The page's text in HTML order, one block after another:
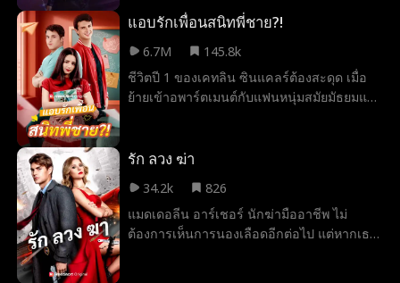
ยุติธรรมไปได้ เธอจึงถูกบีบให้เติบโตขึ้นในชั่ว
ด้วยตัวเอง
แอบรักเพื่อนสนิทพี่ชาย?!
6.7M
145.8k
ชีวิตปี 1 ของเคทลิน ซินแคลร์ต้องสะดุด เมื่อ
ย้ายเข้าอพาร์ตเมนต์กับแฟนหนุ่มสมัยมัธยมแล้ว
ซึ่งเรียนป.โทที่เดียวกัน เมื่อความรู้สึกแอบรักวัย
ประคองความสัมพันธ์ครั้งใหม่ โดยมีแฟนเก่า
สุดแสบ แก๊งสาวขี้วีน และที่แย่ที่สุดคือพี่ชาย
ของเธอเองคอยขัดขวาง
รัก ลวง ฆ่า
34.2k
826
แมดเดอลีน อาร์เชอร์ นักฆ่ามืออาชีพ ไม่
ต้องการเห็นการนองเลือดอีกต่อไป แต่หากเธอ